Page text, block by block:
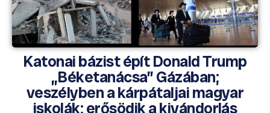
Katonai bázist épít Donald Trump
„Béketanácsa” Gázában;
veszélyben a kárpátaljai magyar
iskolák; erősödik a kivándorlás